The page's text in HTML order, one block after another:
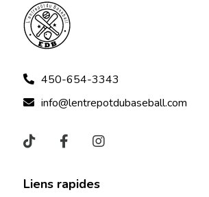
450-654-3343
info@lentrepotdubaseball.com
Liens rapides